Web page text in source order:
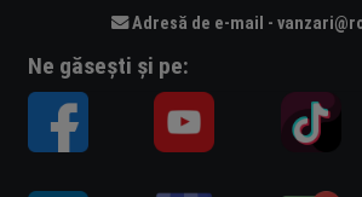
Adresă de e-mail -
Ne găsești și pe: